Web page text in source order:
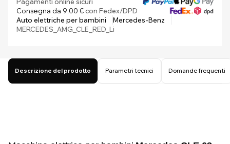
Consegna da 9,00 €con Fedex/DPD
Auto elettriche per bambini
Mercedes-Benz
MERCEDES_AMG_CLE_RED_Li
Descrizione del prodotto Parametri tecnici Domande frequenti